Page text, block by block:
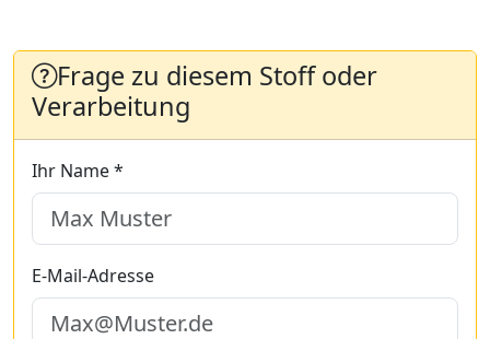
Frage zu diesem Stoff oder
Verarbeitung
Ihr Name *
E-Mail-Adresse